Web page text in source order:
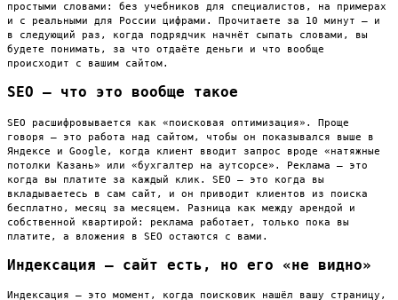
простыми словами: без учебников для специалистов, на примерах
и с реальными для России цифрами. Прочитаете за 10 минут — и
в следующий раз, когда подрядчик начнёт сыпать словами, вы
будете понимать, за что отдаёте деньги и что вообще
происходит с вашим сайтом.
SEO — что это вообще такое
SEO расшифровывается как «поисковая оптимизация». Проще
говоря — это работа над сайтом, чтобы он показывался выше в
Яндексе и Google, когда клиент вводит запрос вроде «натяжные
потолки Казань» или «бухгалтер на аутсорсе». Реклама — это
когда вы платите за каждый клик. SEO — это когда вы
вкладываетесь в сам сайт, и он приводит клиентов из поиска
бесплатно, месяц за месяцем. Разница как между арендой и
собственной квартирой: реклама работает, только пока вы
платите, а вложения в SEO остаются с вами.
Индексация — сайт есть, но его «не видно»
Индексация — это момент, когда поисковик нашёл вашу страницу,